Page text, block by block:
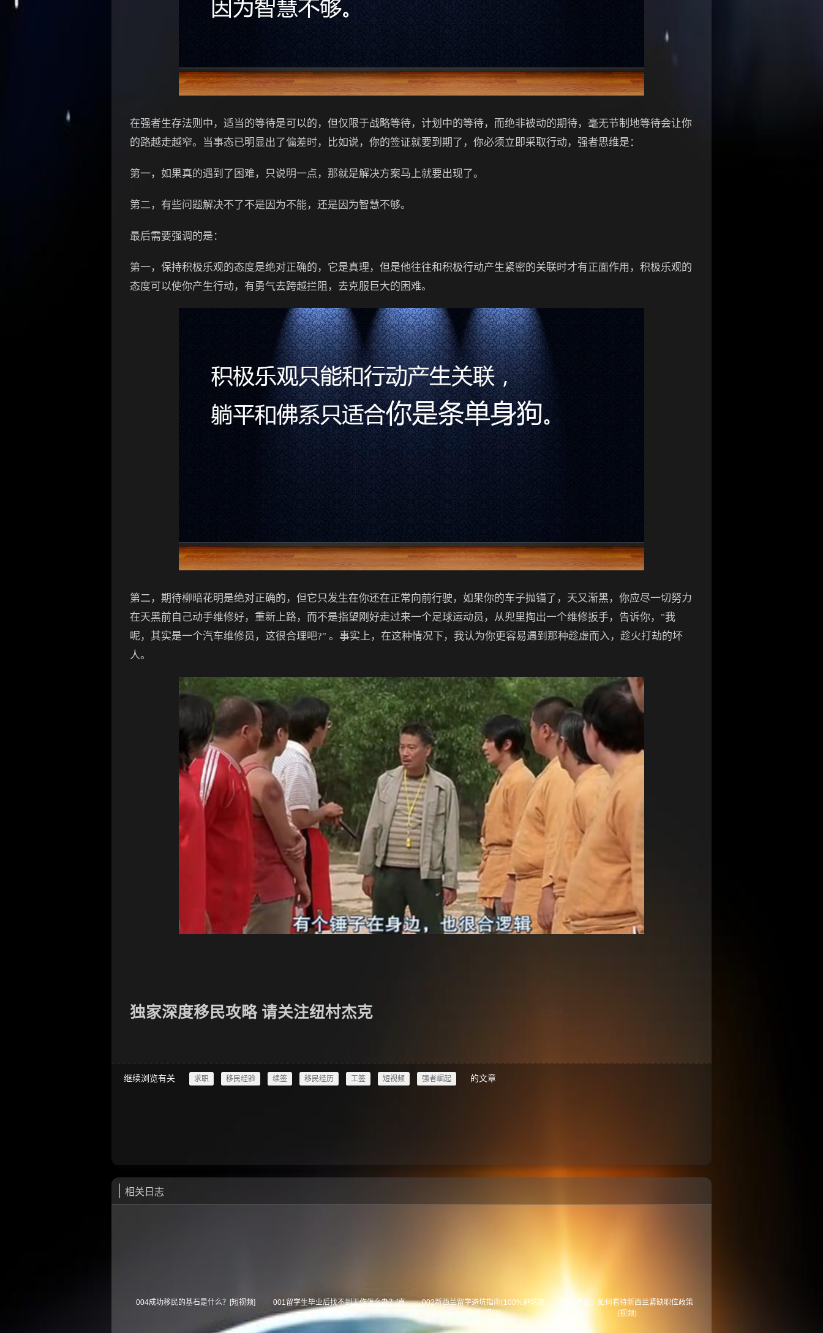
在强者生存法则中，适当的等待是可以的，但仅限于战略等待，计划中的等待，而绝非被动的期待，毫无节制地等待会让你
的路越走越窄。当事态已明显出了偏差时，比如说，你的签证就要到期了，你必须立即采取行动，强者思维是：
第一， 如果真的遇到了困难，只说明一点，那就是解决方案马上就要出现了。
第二，有些问题解决不了不是因为不能，还是因为智慧不够。
最后需要强调的是：
第一，保持积极乐观的态度是绝对正确的，它是真理，但是他往往和积极行动产生紧密的关联时才有正面作用，积极乐观的
态度可以使你产生行动，有勇气去跨越拦阻，去克服巨大的困难。
第二，期待柳暗花明是绝对正确的，但它只发生在你还在正常向前行驶，如果你的车子抛锚了，天又渐黑，你应尽一切努力
在天黑前自己动手维修好，重新上路，而不是指望刚好走过来一个足球运动员，从兜里掏出一个维修扳手，告诉你，"我
呢，其实是一个汽车维修员，这很合理吧?" 。事实上，在这种情况下，我认为你更容易遇到那种趁虚而入，趁火打劫的坏
人。
独家深度移民攻略 请关注纽村杰克
继续浏览有关 求职 移民经验 续签 移民经历 工签 短视频 强者崛起 的文章
相关日志
004成功移民的基石是什么？[短视频]
001留学生毕业后找不到工作怎么办？[直
播短视频]
002新西兰留学避坑指南(100%避坑攻
略)[短视频]
纽村杰克：如何看待新西兰紧缺职位政策
(视频)